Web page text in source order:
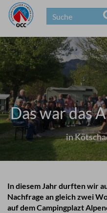
Das war das
in
In diesem Jahr durften wir
Nachfrage an gleich zwei
auf dem Campingplazt